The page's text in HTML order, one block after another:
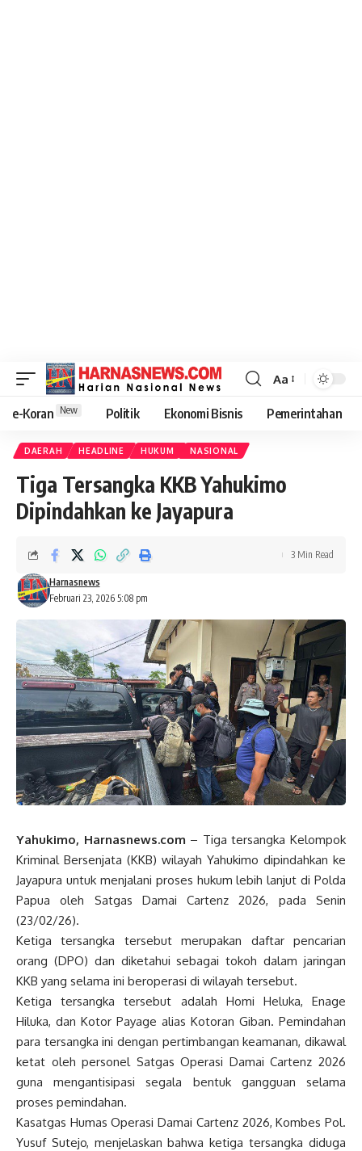
Aa
e-Koran New Politik Ekonomi Bisnis Pemerintahan
DAERAH HEADLINE HUKUM NASIONAL
Tiga Tersangka KKB Yahukimo
Dipindahkan ke Jayapura
Februari 23, 2026 5:08 pm
Harnasnews
3 Min Read
Yahukimo, Harnasnews.com – Tiga tersangka Kelompok
Kriminal Bersenjata (KKB) wilayah Yahukimo dipindahkan ke
Jayapura untuk menjalani proses hukum lebih lanjut di Polda
Papua oleh Satgas Damai Cartenz 2026, pada Senin
(23/02/26).
Ketiga tersangka tersebut merupakan daftar pencarian
orang (DPO) dan diketahui sebagai tokoh dalam jaringan
KKB yang selama ini beroperasi di wilayah tersebut.
Ketiga tersangka tersebut adalah Homi Heluka, Enage
Hiluka, dan Kotor Payage alias Kotoran Giban. Pemindahan
para tersangka ini dengan pertimbangan keamanan, dikawal
ketat oleh personel Satgas Operasi Damai Cartenz 2026
guna mengantisipasi segala bentuk gangguan selama
proses pemindahan.
Kasatgas Humas Operasi Damai Cartenz 2026, Kombes Pol.
Yusuf Sutejo, menjelaskan bahwa ketiga tersangka diduga